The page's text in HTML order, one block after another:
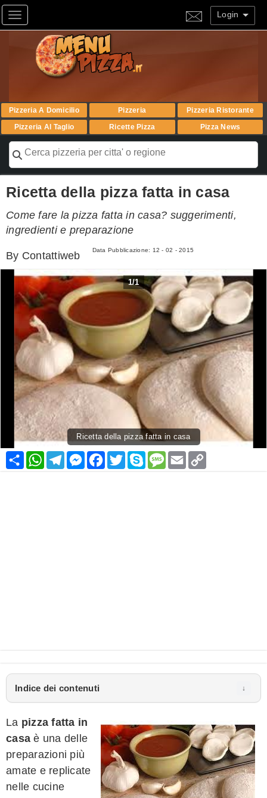
Toggle navigation Login
Pizzeria A Domicilio Pizzeria
Pizzeria Ristorante
Pizzeria Al Taglio
Ricette Pizza Pizza News
Ricetta della pizza fatta in casa
Come fare la pizza fatta in casa? suggerimenti,
ingredienti e preparazione
By Contattiweb Data Pubblicazione: 12 - 02 - 2015
1/1
Ricetta della pizza fatta in casa
Condividi
WhatsApp
TelegramMessenger
Facebook
TwitterSkypeMessage
Email
Indice dei contenuti
La pizza fatta in
casa è una delle
preparazioni più
amate e replicate
nelle cucine